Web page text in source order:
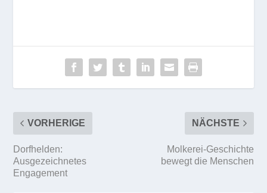
VORHERIGE
Dorfhelden:
Ausgezeichnetes
Engagement
NÄCHSTE
Molkerei-Geschichte
bewegt die Menschen